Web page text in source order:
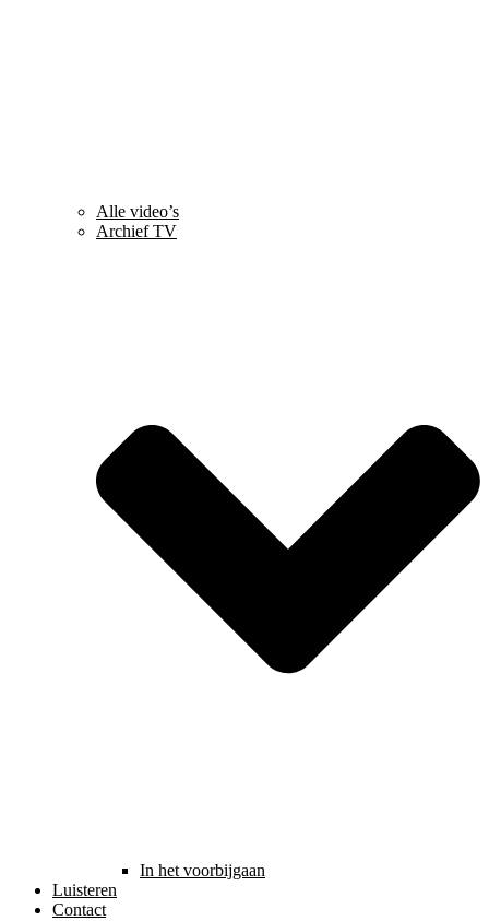
Alle video’s
Archief TV
In het voorbijgaan
Luisteren
Contact